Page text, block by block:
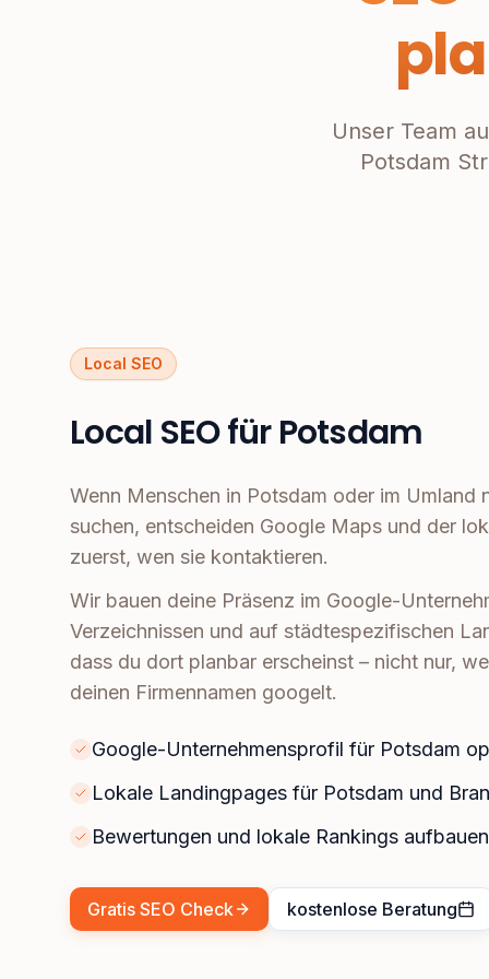
Unser Team
Potsdam
Local SEO
Local SEO für Potsdam
Wenn Menschen in Potsdam oder im Umland
suchen, entscheiden Google Maps und der
zuerst, wen sie kontaktieren.
Wir bauen deine Präsenz im Google-
Verzeichnissen und auf städtespezifischen
dass du dort planbar erscheinst – nicht nur,
deinen Firmennamen googelt.
Google-Unternehmensprofil für Potsdam
Lokale Landingpages für Potsdam und
Bewertungen und lokale Rankings aufbauen
Gratis SEO Check kostenlose Beratung